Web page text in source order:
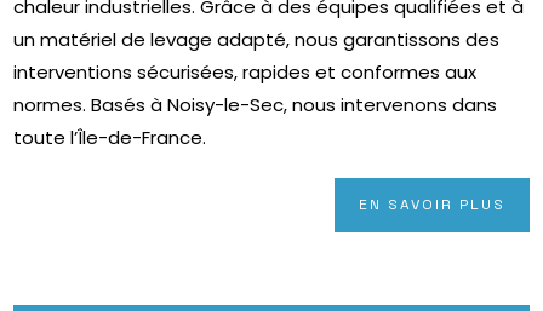
chaleur industrielles. Grâce à des équipes qualifiées et à
un matériel de levage adapté, nous garantissons des
interventions sécurisées, rapides et conformes aux
normes. Basés à Noisy-le-Sec, nous intervenons dans
toute l’Île-de-France.
EN SAVOIR PLUS